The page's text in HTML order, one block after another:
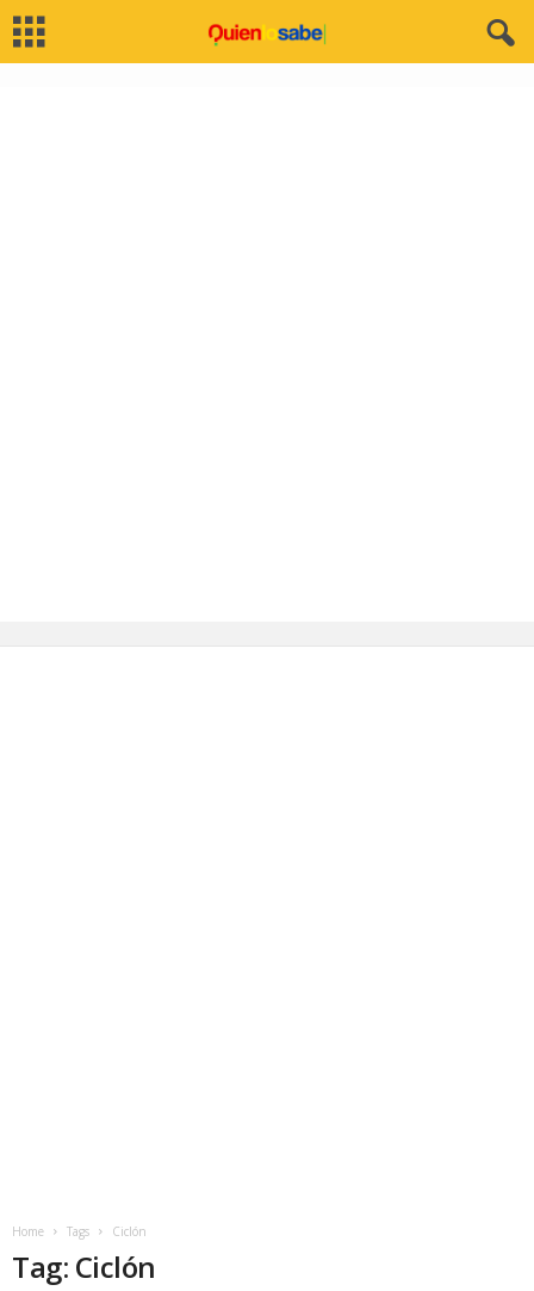
Home Tags Ciclón
Tag: Ciclón